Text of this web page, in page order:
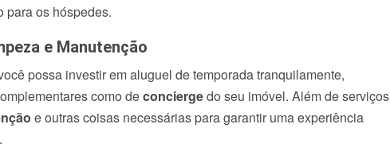
para os hóspedes.
e Manutenção
possa investir em aluguel de temporada tranquilamente,
como deconciergedo seu imóvel. Além de serviços
e outras coisas necessárias para garantir uma experiência